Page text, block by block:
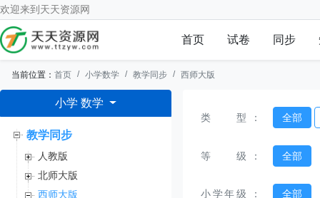
欢迎来到 天天资源网
首页 试卷 同步
当前位置： 首页 小学数学 教学同步 西师大版
小学 数学
教学同步
人教版
北师大版
西师大版
类型 ： 全部
等级 ： 全部
小学年级 ： 全部